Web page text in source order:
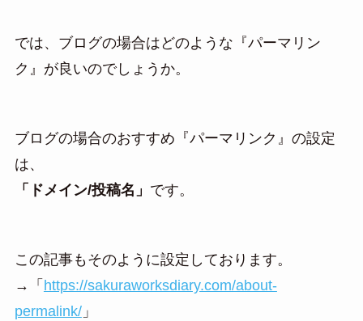
では、ブログの場合はどのような『パーマリン
ク』が良いのでしょうか。
ブログの場合のおすすめ『パーマリンク』の設定
は、
「ドメイン/投稿名」 です。
この記事もそのように設定しております。
→「 https://sakuraworksdiary.com/about-
permalink/」